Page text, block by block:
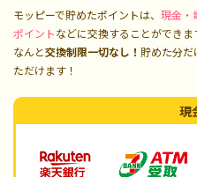
モッピーで貯めたポイントは、 現金・
ポイントなどに交換することができま
なんと交換制限一切なし！ 貯めた分
ただけます！
現